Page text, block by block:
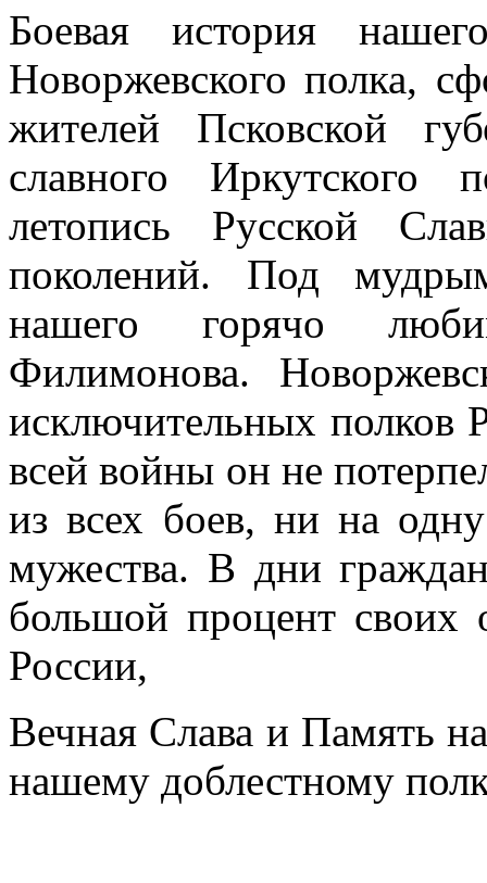
Боевая история
Новоржевского полка,
жителей Псковской
славного Иркутского
летопись Русской
поколений. Под
нашего горячо
Филимонова.
исключительных полков
всей войны он не
из всех боев, ни на
мужества. В дни
большой процент своих
России,
Вечная Слава и Память
нашему доблестному